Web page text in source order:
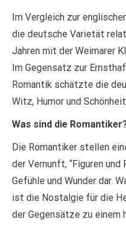
Im Vergleich zur
die deutsche Varietät
Jahren mit der Weimarer
Im Gegensatz zur
Romantik schätzte die
Witz, Humor und
Was sind die
Die Romantiker stellen
der Vernunft, “Figuren und
Gefühle und Wunder dar.
ist die Nostalgie für die
der Gegensätze zu einem